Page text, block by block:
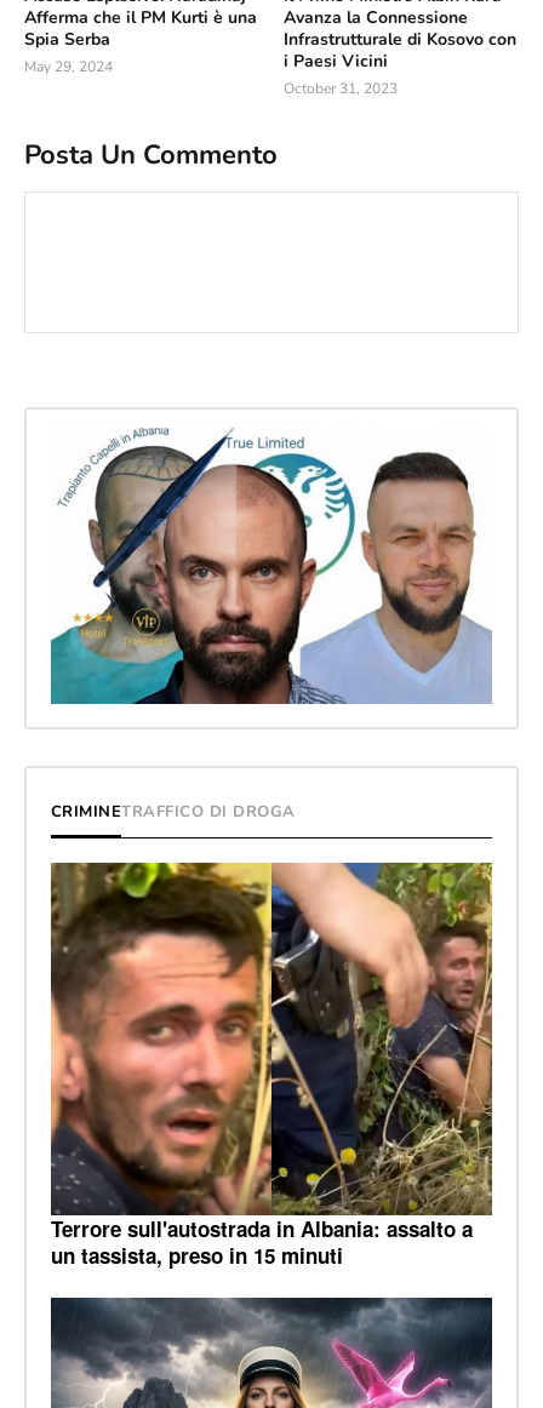
Afferma che il PM Kurti è una
Spia Serba
May 29, 2024
Avanza la Connessione
Infrastrutturale di Kosovo con
i Paesi Vicini
October 31, 2023
Posta Un Commento
CRIMINETRAFFICO DI DROGA
Terrore sull'autostrada in Albania: assalto a
un tassista, preso in 15 minuti